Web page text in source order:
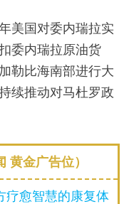
美国对委内瑞拉实
委内瑞拉原油货
勒比海南部进行大
续推动对马杜罗政
黄金广告位）
疗愈智慧的康复体